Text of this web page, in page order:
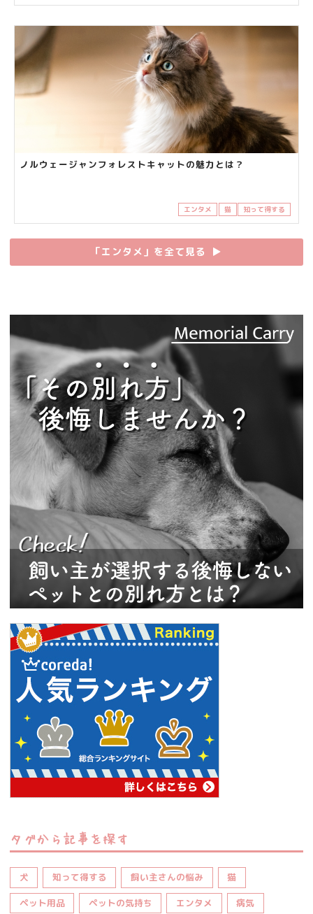
ノルウェージャンフォレストキャットの魅力とは？
エンタメ 猫 知って得する
「エンタメ」を全て見る ▶︎
タグから記事を探す
犬 知って得する 飼い主さんの悩み 猫
ペット用品 ペットの気持ち エンタメ 病気